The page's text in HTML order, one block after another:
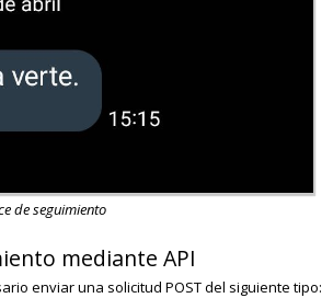
de seguimiento
mediante API
enviar una solicitud POST del siguiente tipo: